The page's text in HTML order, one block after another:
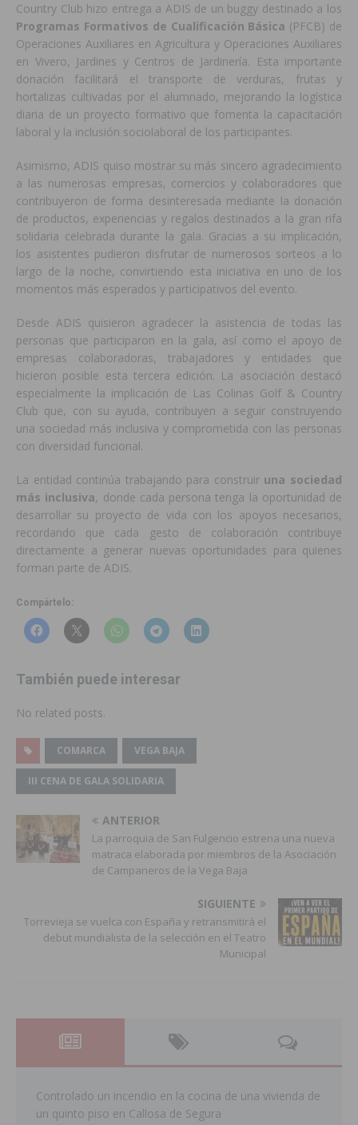
Country Club hizo entrega a ADIS de un buggy destinado a los
Programas Formativos de Cualificación Básica (PFCB) de
Operaciones Auxiliares en Agricultura y Operaciones Auxiliares
en Vivero, Jardines y Centros de Jardinería. Esta importante
donación facilitará el transporte de verduras, frutas y
hortalizas cultivadas por el alumnado, mejorando la logística
diaria de un proyecto formativo que fomenta la capacitación
laboral y la inclusión sociolaboral de los participantes.
Asimismo, ADIS quiso mostrar su más sincero agradecimiento
a las numerosas empresas, comercios y colaboradores que
contribuyeron de forma desinteresada mediante la donación
de productos, experiencias y regalos destinados a la gran rifa
solidaria celebrada durante la gala. Gracias a su implicación,
los asistentes pudieron disfrutar de numerosos sorteos a lo
largo de la noche, convirtiendo esta iniciativa en uno de los
momentos más esperados y participativos del evento.
Desde ADIS quisieron agradecer la asistencia de todas las
personas que participaron en la gala, así como el apoyo de
empresas colaboradoras, trabajadores y entidades que
hicieron posible esta tercera edición. La asociación destacó
especialmente la implicación de Las Colinas Golf & Country
Club que, con su ayuda, contribuyen a seguir construyendo
una sociedad más inclusiva y comprometida con las personas
con diversidad funcional.
La entidad continúa trabajando para construir una sociedad
más inclusiva, donde cada persona tenga la oportunidad de
desarrollar su proyecto de vida con los apoyos necesarios,
recordando que cada gesto de colaboración contribuye
directamente a generar nuevas oportunidades para quienes
forman parte de ADIS.
Compártelo:
También puede interesar
No related posts.
COMARCA VEGA BAJA
III CENA DE GALA SOLIDARIA
ANTERIOR
La parroquia de San Fulgencio estrena una nueva
matraca elaborada por miembros de la Asociación
de Campaneros de la Vega Baja
SIGUIENTE
Torrevieja se vuelca con España y retransmitirá el
debut mundialista de la selección en el Teatro
Municipal
Controlado un incendio en la cocina de una vivienda de
un quinto piso en Callosa de Segura